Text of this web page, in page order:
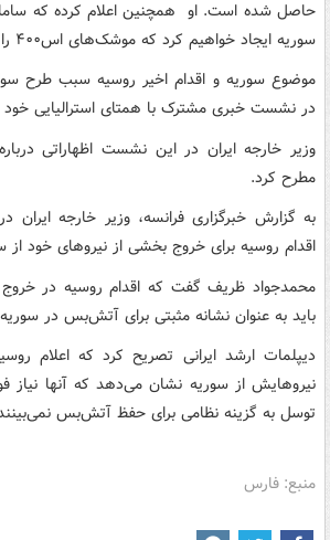
حاصل شده است. او همچنین اعلام کرده که
سوریه ایجاد خواهیم کرد که موشک‌های اس۴۰۰ را نیز در خود جای دارد.
موضوع سوریه و اقدام اخیر روسیه سبب طرح
در نشست خبری مشترک با همتای استرالیایی
وزیر خارجه ایران در این نشست اظهاراتی
مطرح کرد.
به گزارش خبرگزاری فرانسه، وزیر خارجه ایران
اقدام روسیه برای خروج بخشی از نیروهای خود
محمدجواد ظریف گفت که اقدام روسیه در
باید به عنوان نشانه مثبتی برای آتش‌بس در
دیپلمات ارشد ایرانی تصریح کرد که اعلام
نیروهایش از سوریه نشان می‌دهد که آنها نیاز
توسل به گزینه نظامی برای حفظ آتش‌بس
منبع: فارس